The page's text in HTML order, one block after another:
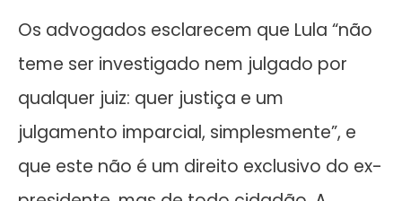
Os advogados esclarecem que Lula “não
teme ser investigado nem julgado por
qualquer juiz: quer justiça e um
julgamento imparcial, simplesmente”, e
que este não é um direito exclusivo do ex-